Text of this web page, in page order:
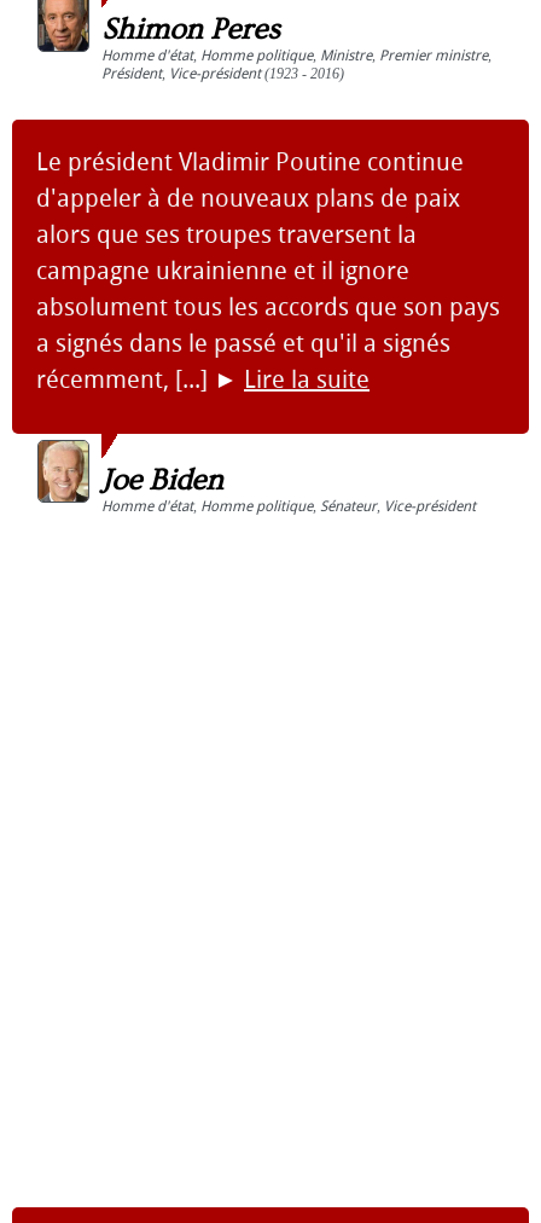
Shimon Peres
Homme d'état, Homme politique, Ministre, Premier ministre,
Président, Vice-président(1923 - 2016)
Le président Vladimir Poutine continue
d'appeler à de nouveaux plans de paix
alors que ses troupes traversent la
campagne ukrainienne et il ignore
absolument tous les accords que son pays
a signés dans le passé et qu'il a signés
récemment, [...] ► Lire la suite
Joe Biden
Homme d'état, Homme politique, Sénateur, Vice-président